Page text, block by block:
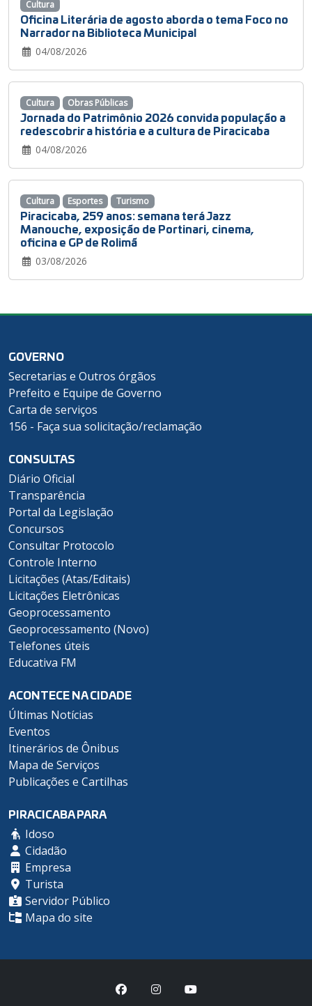
Oficina Literária de agosto aborda o tema Foco no
Narrador na Biblioteca Municipal
04/08/2026
Cultura
Jornada do Patrimônio 2026 convida população a
redescobrir a história e a cultura de Piracicaba
04/08/2026
Cultura Obras Públicas
Piracicaba, 259 anos: semana terá Jazz
Manouche, exposição de Portinari, cinema,
oficina e GP de Rolimã
03/08/2026
Cultura Esportes Turismo
GOVERNO
Secretarias e Outros órgãos
Prefeito e Equipe de Governo
Carta de serviços
156 - Faça sua solicitação/reclamação
CONSULTAS
Diário Oficial
Transparência
Portal da Legislação
Concursos
Consultar Protocolo
Controle Interno
Licitações (Atas/Editais)
Licitações Eletrônicas
Geoprocessamento
Geoprocessamento (Novo)
Telefones úteis
Educativa FM
ACONTECE NA CIDADE
Últimas Notícias
Eventos
Itinerários de Ônibus
Mapa de Serviços
Publicações e Cartilhas
PIRACICABA PARA
Idoso
Cidadão
Empresa
Turista
Servidor Público
Mapa do site